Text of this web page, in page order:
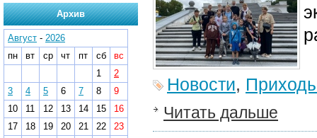
Новости,
Читать дальше
Архив
Август - 2026
пн
вт ср чт пт сб
вс
1
2
3
4 5 6 7 8
9
10
11 12 13 14 15
16
17
18 19 20 21 22
23